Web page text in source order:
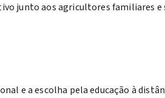
junto aos agricultores familiares e
e a escolha pela educação à